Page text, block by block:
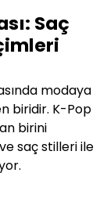
Saç
modaya
biridir. K-Pop
birini
saç stilleri ile